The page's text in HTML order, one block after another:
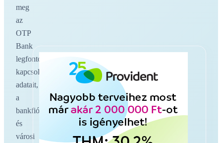
meg
az
OTP
Bank
legfontosabb
kapcsolati
adatait,
a
bankfiókokat
és
városi